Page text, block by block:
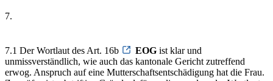
7.
7.1 Der Wortlaut des Art. 16b EOG ist klar und
unmissverständlich, wie auch das kantonale Gericht zutreffend
erwog. Anspruch auf eine Mutterschaftsentschädigung hat die Frau.